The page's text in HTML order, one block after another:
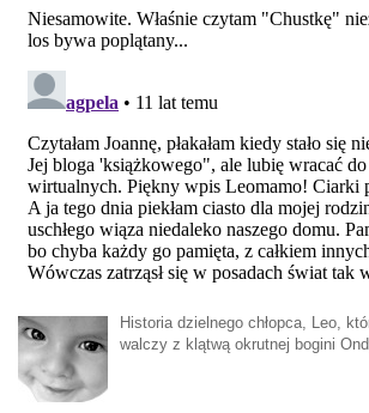
Historia dzielnego chłopca, Leo,
walczy z klątwą okrutnej bogini